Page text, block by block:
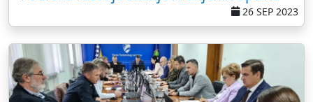
26 SEP 2023